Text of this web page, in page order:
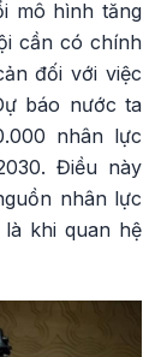
mô hình tăng
cần có chính
đối với việc
báo nước ta
nhân lực
Điều này
nhân lực
khi quan hệ